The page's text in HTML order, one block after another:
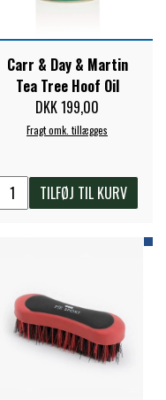
Carr & Day & Martin
Tea Tree Hoof Oil
DKK 199,00
Fragt omk. tillægges
TILFØJ TIL KURV